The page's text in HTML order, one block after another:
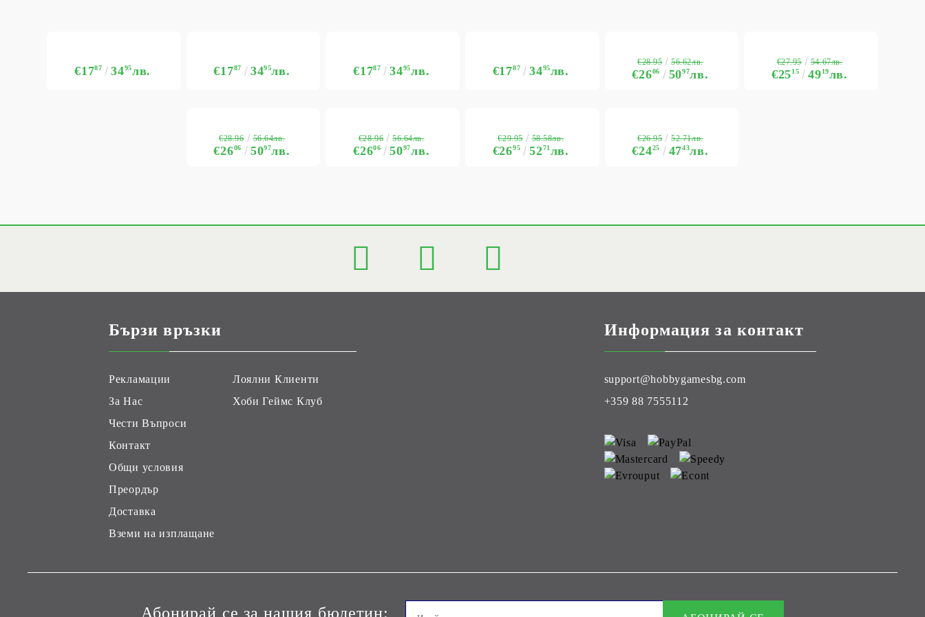
€1787 3495лв. €1787 3495лв. €1787 3495лв. €1787 3495лв. €2606 5097лв.
€28.95 56.62лв.
€2515 4919лв.
€27.95 54.67лв.
€2606 5097лв.
€28.96 56.64лв.
€2606 5097лв.
€28.96 56.64лв.
€2695 5271лв.
€29.95 58.58лв.
€2425 4743лв.
€26.95 52.71лв.
Бързи връзки
Рекламации
За Нас
Чести Въпроси
Контакт
Общи условия
Преордър
Доставка
Вземи на изплащане
Лоялни Клиенти
Хоби Геймс Клуб
Информация за контакт
support@hobbygamesbg.com
+359 88 7555112
Абонирай се за нашия бюлетин: